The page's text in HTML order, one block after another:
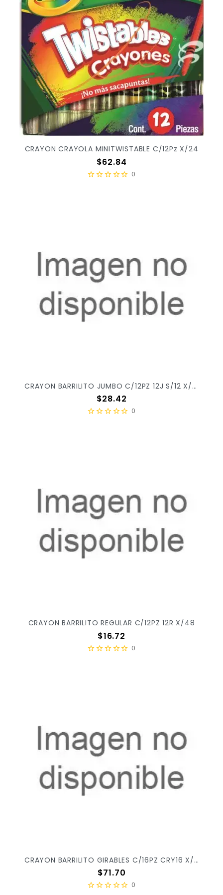
CRAYON CRAYOLA MINITWISTABLE C/12Pz X/24
Precio
$62.84
0
CRAYON BARRILITO JUMBO C/12PZ 12J S/12 X/48
Precio
$28.42
0
CRAYON BARRILITO REGULAR C/12PZ 12R X/48
Precio
$16.72
0
CRAYON BARRILITO GIRABLES C/16PZ CRY16 X/48
Precio
$71.70
0